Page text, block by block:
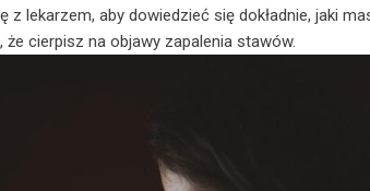
z lekarzem, aby dowiedzieć się dokładnie, jaki
cierpisz na objawy zapalenia stawów.